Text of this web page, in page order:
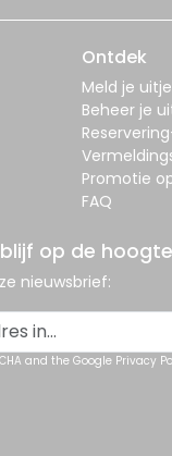
Ontdek
Meld je
Beheer je
Promotie
FAQ
op de hoogte
nieuwsbrief:
and the Google Privacy